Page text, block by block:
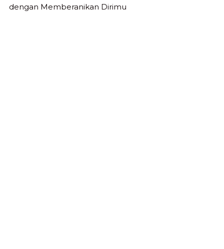
dengan Memberanikan Dirimu